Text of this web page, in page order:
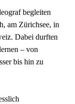
begleiten
am Zürichsee, in
Dabei durften
– von
bis hin zu